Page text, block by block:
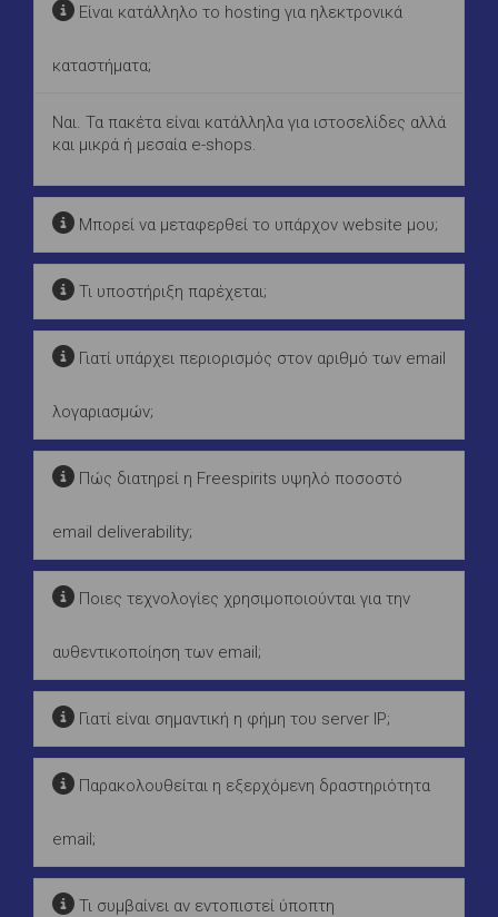
Είναι κατάλληλο το hosting για ηλεκτρονικά
καταστήματα;
Ναι. Τα πακέτα είναι κατάλληλα για ιστοσελίδες αλλά
και μικρά ή μεσαία e-shops.
Μπορεί να μεταφερθεί το υπάρχον website μου;
Τι υποστήριξη παρέχεται;
Γιατί υπάρχει περιορισμός στον αριθμό των email
λογαριασμών;
Πώς διατηρεί η Freespirits υψηλό ποσοστό
email deliverability;
Ποιες τεχνολογίες χρησιμοποιούνται για την
αυθεντικοποίηση των email;
Γιατί είναι σημαντική η φήμη του server IP;
Παρακολουθείται η εξερχόμενη δραστηριότητα
email;
Τι συμβαίνει αν εντοπιστεί ύποπτη